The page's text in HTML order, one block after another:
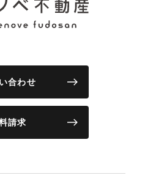
合わせ
請求